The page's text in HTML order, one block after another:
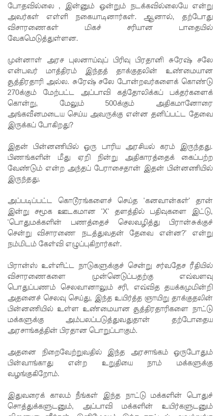
மக்களின்
உரிமைக
ள்
தொடர்பில்
இந்திய
உயர்ஸ்தா
னிகரிடம்
எடுத்து
ட்டது!
சீரற்ற
புலமைப்ப
ரிசில்
மற்றும்
பரீட்சைக
ளுக்கு
விசேட
ஏற்பாடுக
களுத்து
றை
சிறைச்சா
லைக்கு
போதவில்லை , இன்னும் ஒன்றும் நடக்கவில்லையே என்று
அவர்கள் எள்ளி நகையாடினார்கள். ஆனால், தற்போது
விசாரணைகள் மிகச் சரியான பாதையில்
வேகமெடுத்துள்ளன.
முன்னாள் அரச புலனாய்வுப் பிரிவு பிரதானி சுரேஷ் சலே
என்பவர் மாத்திரம் இந்தத் தாக்குதலின் உண்மையான
சூத்திரதாரி அல்ல. சுரேஷ் சலே போன்றவர்களைக் கொண்டு
270க்கும் மேற்பட்ட அப்பாவி கத்தோலிக்கப் பக்தர்களைக்
கொன்று, மேலும் 500க்கும் அதிகமானோரை
அங்கவீனமடைய செய்ய அவருக்கு என்ன தனிப்பட்ட தேவை
இருக்கப் போகிறது?
இதன் பின்னணியில் ஒரு பாரிய அரசியல் கரம் இருந்தது.
பிணங்களின் மீது ஏறி நின்று அதிகாரத்தைக் கைப்பற்ற
வேண்டும் என்ற அந்தப் பேராசைதான் இதன் பின்னணியில்
இருந்தது.
அப்படிப்பட்ட கொடூரங்களைச் செய்த 'கனவான்கள்' தான்
இன்று சமூக ஊடகமான 'X' தளத்தில் பதிவுகளை இட்டு,
'பொதுமக்களின் பணத்தைச் செலவழித்து பிரான்சுக்குச்
சென்று விசாரணை நடத்துவதன் தேவை என்ன?' என்று
நம்மிடம் கேள்வி எழுப்புகிறார்கள்.
பிரான்ஸ் உள்ளிட்ட நாடுகளுக்குச் சென்று சர்வதேச ரீதியில்
விசாரணைகளை முன்னெடுப்பதற்கு எவ்வளவு
பொதுப்பணம் செலவானாலும் சரி, எவ்வித தயக்கமுமின்றி
அதனைச் செலவு செய்து, இந்த உயிர்த்த ஞாயிறு தாக்குதலின்
பின்னணியில் உள்ள உண்மையான சூத்திரதாரிகளை நாட்டு
மக்களுக்கு அம்பலப்படுத்துவதுதான் தற்போதைய
அரசாங்கத்தின் பிரதான பொறுப்பாகும்.
அதனை நிறைவேற்றுவதில் இந்த அரசாங்கம் ஒருபோதும்
பின்வாங்காது என்ற உறுதியை நாம் மக்களுக்கு
வழங்குகிறோம்.
இதுவரைக் காலம் நீங்கள் இந்த நாட்டு மக்களின் பொதுச்
சொத்துக்களுடனும், அப்பாவி மக்களின் உயிர்களுடனும்